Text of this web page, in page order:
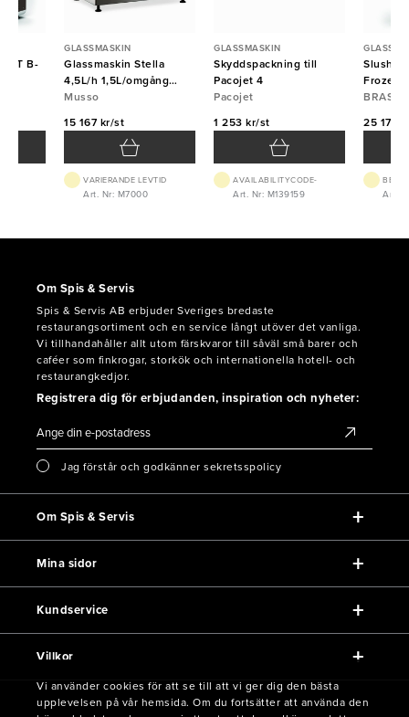
B-
GLASSMASKIN
Glassmaskin Stella
4,5L/h 1,5L/omgång
Musso
Musso
15 167 kr/st
VARIERANDE LEVTID
Art. Nr: M7000
GLASSMASKIN
Skyddspackning till
Pacojet 4
Pacojet
1 253 kr/st
AVAILABILITYCODE-
Art. Nr: M139159
Frozen
BRAS
25 175
Art.
Om Spis & Servis
Spis & Servis AB erbjuder Sveriges bredaste
restaurangsortiment och en service långt utöver det vanliga.
Vi tillhandahåller allt utom färskvaror till såväl små barer och
caféer som finkrogar, storkök och internationella hotell- och
restaurangkedjor.
Registrera dig för erbjudanden, inspiration och nyheter:
Jag förstår och godkänner sekretsspolicy
Om Spis & Servis
Mina sidor
Kundservice
Villkor
Vi använder cookies för att se till att vi ger dig den bästa
upplevelsen på vår hemsida. Om du fortsätter att använda den